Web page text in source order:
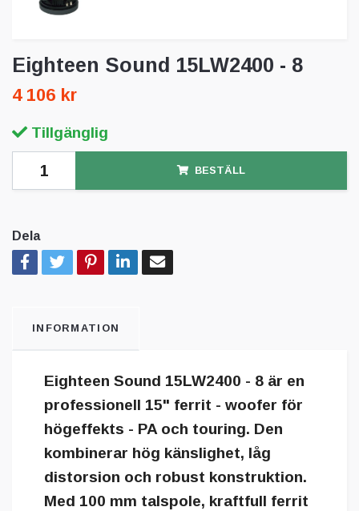
Eighteen Sound 15LW2400 - 8
4 106 kr
Tillgänglig
BESTÄLL
Dela
INFORMATION
Eighteen Sound 15LW2400 - 8 är en
professionell 15" ferrit - woofer för
högeffekts - PA och touring. Den
kombinerar hög känslighet, låg
distorsion och robust konstruktion.
Med 100 mm talspole, kraftfull ferrit